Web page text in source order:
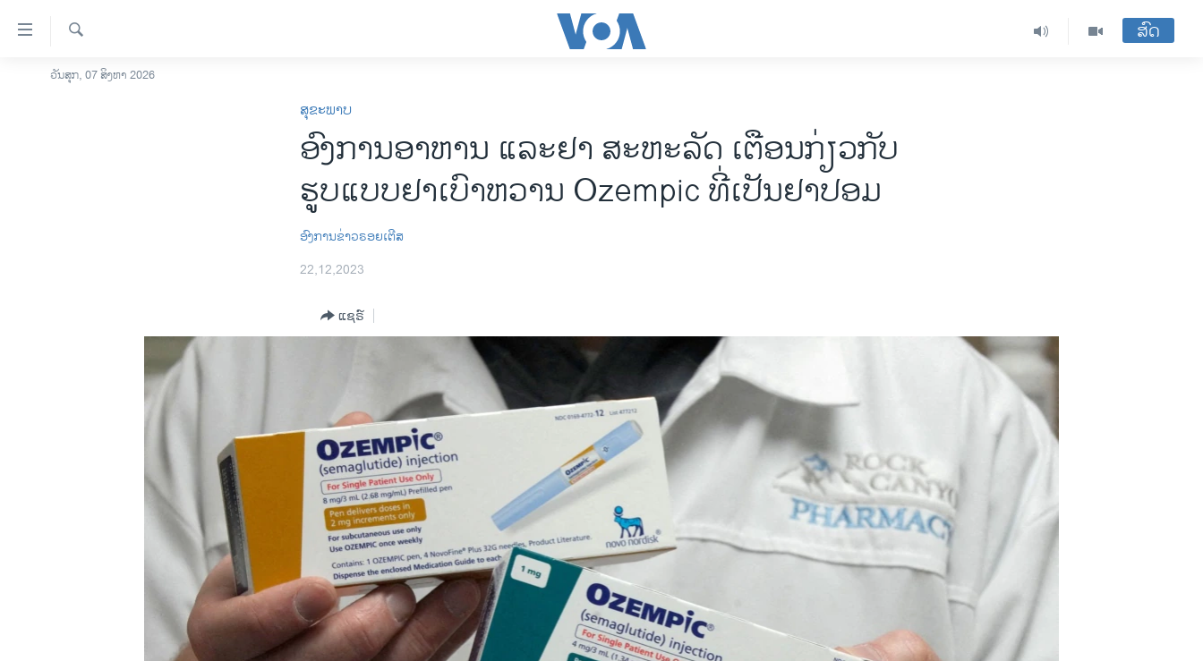
ລິ້ງ
ສຳຫລັບ
ໂຮມເພຈ
ວິທະຍາສາດ-ເທັກໂນໂລຈີ
ຄົ້ນຫາ
ສົດ
ວັນສຸກ, 07 ສິງຫາ 2026
ສຸຂະພາບ
ອົງການອາຫານ ແລະຢາ ສະຫະລັດ ເຕືອນກ່ຽວກັບ
ຮູບແບບຢາເບົາຫວານ Ozempic ທີ່ເປັນຢາປອມ
ອົງການຂ່າວຣອຍເຕີສ
22,12,2023
ແຊຣ໌